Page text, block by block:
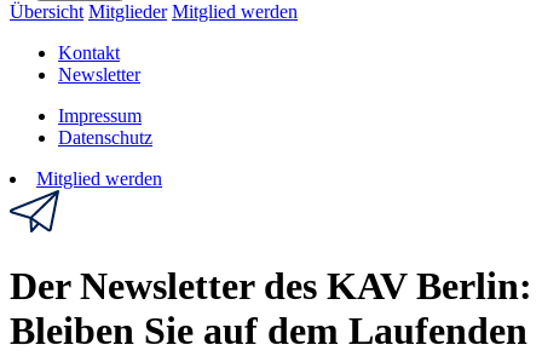
Übersicht Mitglieder Mitglied werden
Kontakt
Newsletter
Impressum
Datenschutz
Mitglied werden
Der Newsletter des KAV Berlin:
Bleiben Sie auf dem Laufenden